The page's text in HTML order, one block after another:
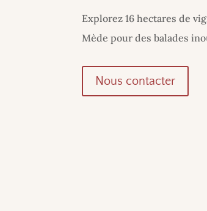
Explorez 16 hectares de
Mède pour des balades
Nous contacter